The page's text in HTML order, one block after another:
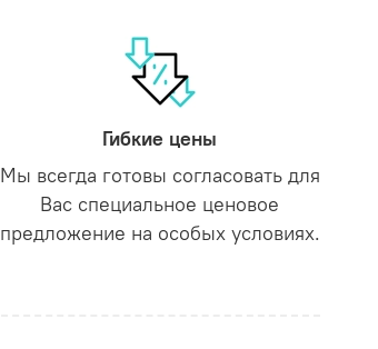
Гибкие цены
Мы всегда готовы согласовать для
Вас специальное ценовое
предложение на особых условиях.